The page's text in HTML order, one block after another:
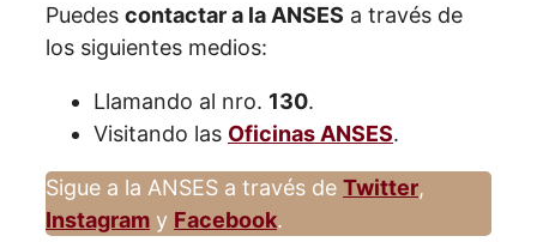
Puedes contactar a la ANSES a través de
los siguientes medios:
Llamando al nro. 130.
Visitando las Oficinas ANSES.
Sigue a la ANSES a través de Twitter,
Instagram y Facebook.